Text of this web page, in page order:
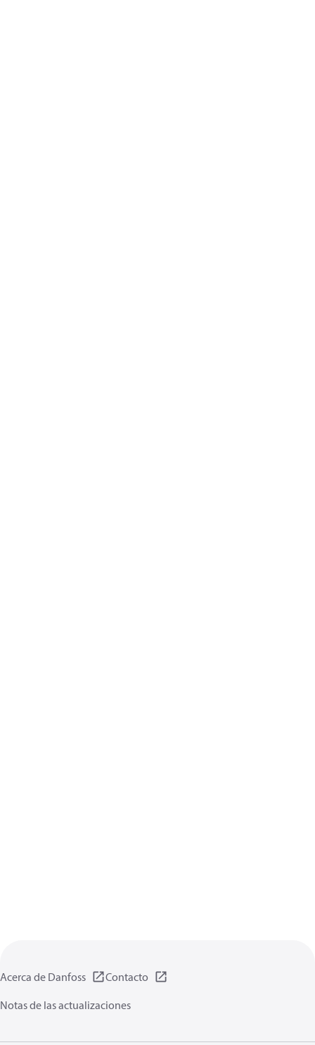
Acerca de Danfoss
Contacto
Notas de las actualizaciones